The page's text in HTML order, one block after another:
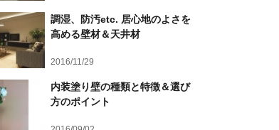
調湿、防汚etc. 居心地のよさを
高める壁材＆天井材
2016/11/29
内装塗り壁の種類と特徴＆選び
方のポイント